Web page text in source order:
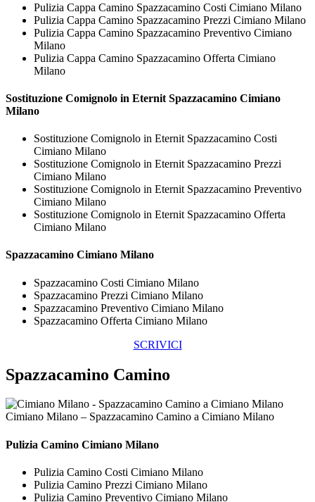
Pulizia Cappa Camino Spazzacamino Costi Cimiano Milano
Pulizia Cappa Camino Spazzacamino Prezzi Cimiano Milano
Pulizia Cappa Camino Spazzacamino Preventivo Cimiano
Milano
Pulizia Cappa Camino Spazzacamino Offerta Cimiano
Milano
Sostituzione Comignolo in Eternit Spazzacamino Cimiano
Milano
Sostituzione Comignolo in Eternit Spazzacamino Costi
Cimiano Milano
Sostituzione Comignolo in Eternit Spazzacamino Prezzi
Cimiano Milano
Sostituzione Comignolo in Eternit Spazzacamino Preventivo
Cimiano Milano
Sostituzione Comignolo in Eternit Spazzacamino Offerta
Cimiano Milano
Spazzacamino Cimiano Milano
Spazzacamino Costi Cimiano Milano
Spazzacamino Prezzi Cimiano Milano
Spazzacamino Preventivo Cimiano Milano
Spazzacamino Offerta Cimiano Milano
SCRIVICI
Spazzacamino Camino
Cimiano Milano – Spazzacamino Camino a Cimiano Milano
Pulizia Camino Cimiano Milano
Pulizia Camino Costi Cimiano Milano
Pulizia Camino Prezzi Cimiano Milano
Pulizia Camino Preventivo Cimiano Milano